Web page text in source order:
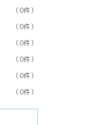
（0件）
（0件）
（0件）
（0件）
（0件）
（0件）